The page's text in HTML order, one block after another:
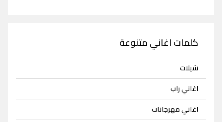
كلمات اغاني متنوعة
شيلات
اغاني راب
اغاني مهرجانات